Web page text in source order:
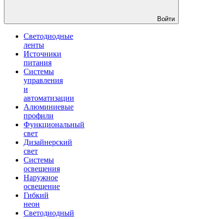
Войти
Светодиодные
ленты
Источники
питания
Системы
управления
и
автоматизации
Алюминиевые
профили
Функциональный
свет
Дизайнерский
свет
Системы
освещения
Наружное
освещение
Гибкий
неон
Светодиодный